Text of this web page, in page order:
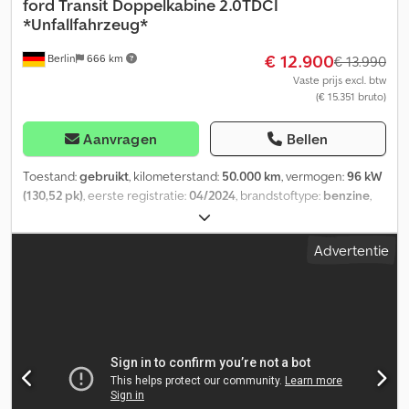
Berlin 666 km
ford Transit Doppelkabine 2.0TDCI
*Unfallfahrzeug*
€ 12.900€ 13.990
Vaste prijs excl. btw
(€ 15.351 bruto)
Aanvragen Bellen
Toestand:gebruikt, kilometerstand: 50.000 km, vermogen:96 kW
(130,52 pk), eerste registratie:04/2024, brandstoftype: benzine,
, asconfiguratie:
(TÜV):06/2026, kleur:wit, bestuurderscabine:overig, soort
, ophanging:
vrijdag: 9.00-17.00 uur Zaterdag: 10.00-13.00 uur Tel.:
Mobiel/WhatsApp: FINANCIERING EN INRUIL MOGELIJK FORD
Advertentie